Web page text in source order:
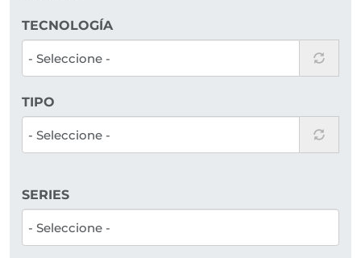
TECNOLOGÍA
TIPO
SERIES